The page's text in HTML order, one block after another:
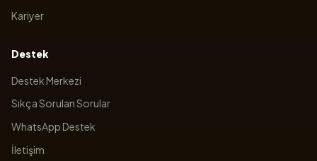
Kariyer
Destek
Destek Merkezi
Sıkça Sorulan Sorular
WhatsApp Destek
İletişim